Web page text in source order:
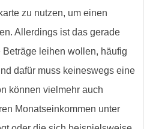
zu nutzen, um einen
Allerdings ist das gerade
leihen wollen, häufig
dafür muss keineswegs eine
können vielmehr auch
Monatseinkommen unter